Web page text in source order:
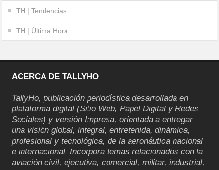
TH | Tendencias
TH | Última Hora
ACERCA DE TALLYHO
TallyHo, publicación periodística desarrollada en
plataforma digital (Sitio Web, Papel Digital y Redes
Sociales) y versión Impresa, orientada a entregar
una visión global, integral, entretenida, dinámica,
profesional y tecnológica, de la aeronáutica nacional
e internacional. Incorpora temas relacionados con la
aviación civil, ejecutiva, comercial, militar, industrial,